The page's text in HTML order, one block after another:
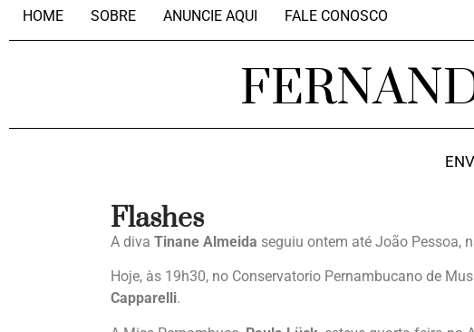
HOME SOBRE ANUNCIE AQUI FALE CONOSCO
Flashes
A diva Tinane Almeida seguiu ontem até João Pessoa,
Hoje, às 19h30, no Conservatorio Pernambucano de
Capparelli.